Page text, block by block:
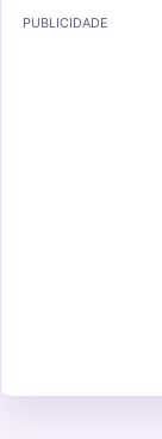
PUBLICIDADE